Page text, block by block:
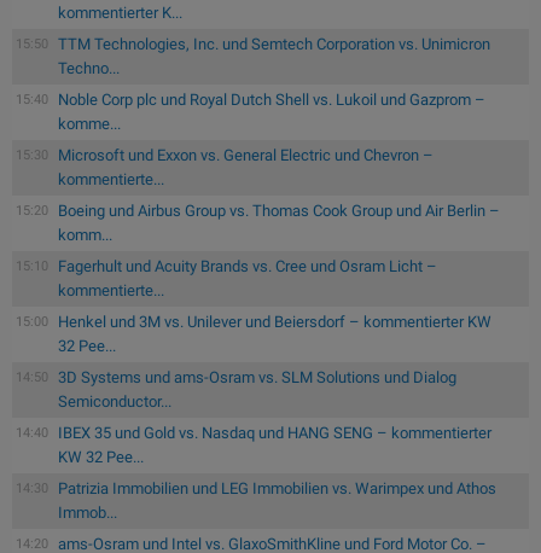
kommentierter K...
15:50
TTM Technologies, Inc. und Semtech Corporation vs. Unimicron
Techno...
15:40
Noble Corp plc und Royal Dutch Shell vs. Lukoil und Gazprom –
komme...
15:30
Microsoft und Exxon vs. General Electric und Chevron –
kommentierte...
15:20
Boeing und Airbus Group vs. Thomas Cook Group und Air Berlin –
komm...
15:10
Fagerhult und Acuity Brands vs. Cree und Osram Licht –
kommentierte...
15:00
Henkel und 3M vs. Unilever und Beiersdorf – kommentierter KW
32 Pee...
14:50
3D Systems und ams-Osram vs. SLM Solutions und Dialog
Semiconductor...
14:40
IBEX 35 und Gold vs. Nasdaq und HANG SENG – kommentierter
KW 32 Pee...
14:30
Patrizia Immobilien und LEG Immobilien vs. Warimpex und Athos
Immob...
14:20
ams-Osram und Intel vs. GlaxoSmithKline und Ford Motor Co. –